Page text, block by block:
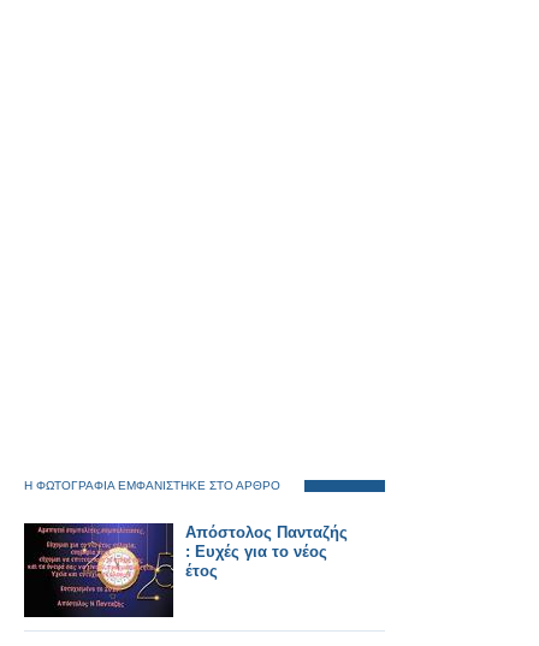
Η ΦΩΤΟΓΡΑΦΙΑ ΕΜΦΑΝΙΣΤΗΚΕ ΣΤΟ ΑΡΘΡΟ
Απόστολος Πανταζής
: Ευχές για το νέος
έτος